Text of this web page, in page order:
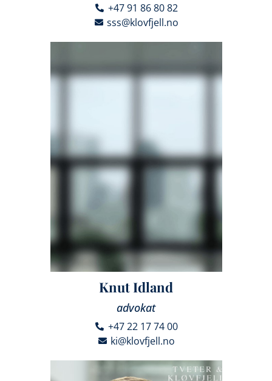
+47 91 86 80 82
sss@klovfjell.no
Knut Idland
advokat
+47 22 17 74 00
ki@klovfjell.no